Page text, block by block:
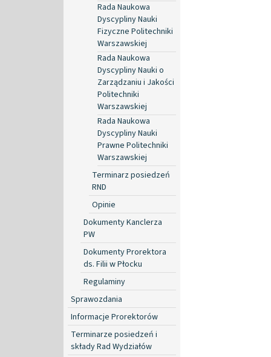
Rada Naukowa
Dyscypliny Nauki
Fizyczne Politechniki
Warszawskiej
Rada Naukowa
Dyscypliny Nauki o
Zarządzaniu i Jakości
Politechniki
Warszawskiej
Rada Naukowa
Dyscypliny Nauki
Prawne Politechniki
Warszawskiej
Terminarz posiedzeń
RND
Opinie
Dokumenty Kanclerza
PW
Dokumenty Prorektora
ds. Filii w Płocku
Regulaminy
Sprawozdania
Informacje Prorektorów
Terminarze posiedzeń i
składy Rad Wydziałów